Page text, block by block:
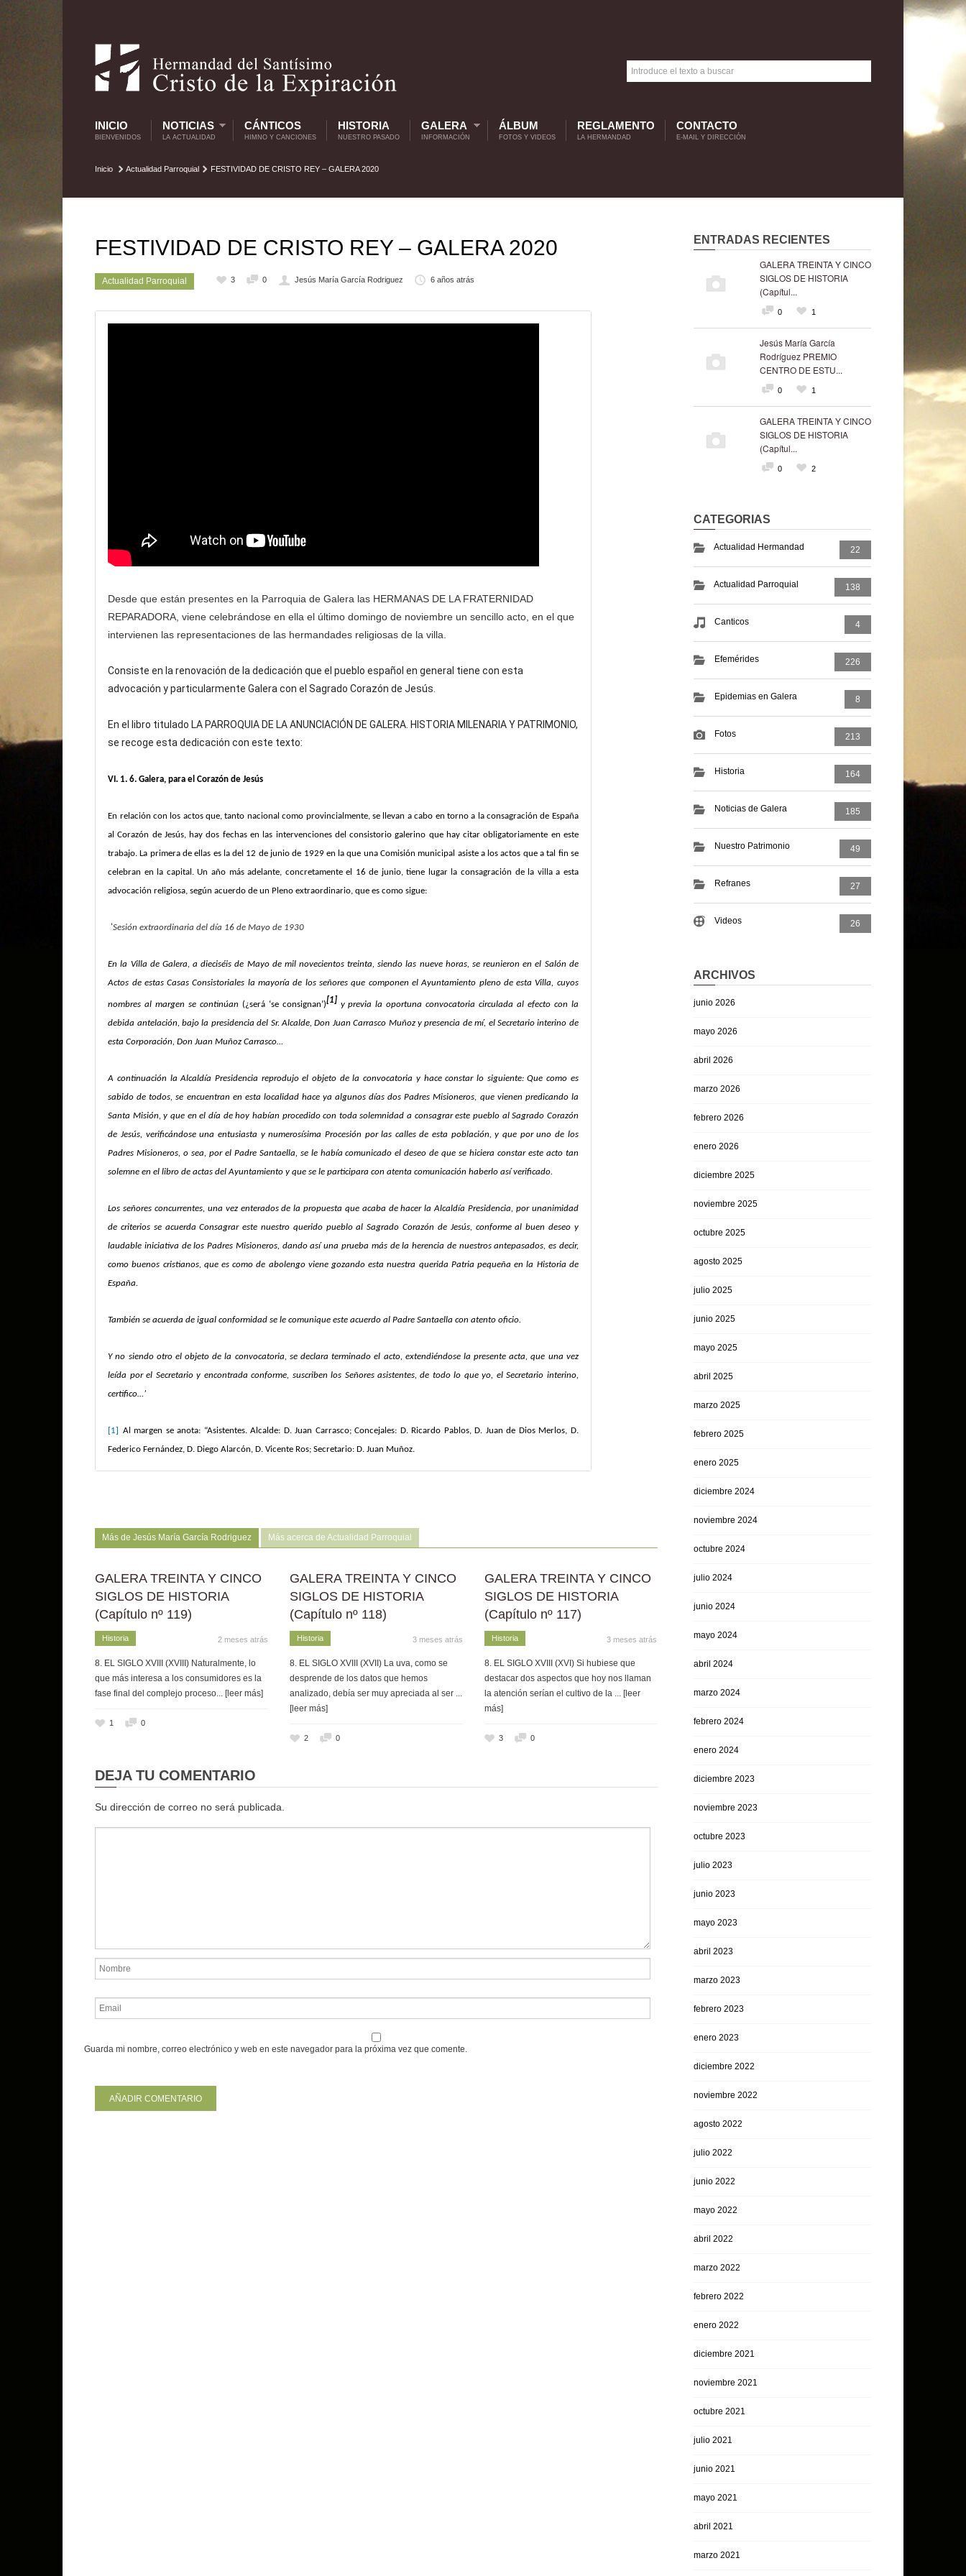
INICIO
BIENVENIDOS
NOTICIAS
LA ACTUALIDAD
CÁNTICOS
HIMNO Y CANCIONES
HISTORIA
NUESTRO PASADO
GALERA
INFORMACIÓN
ÁLBUM
FOTOS Y VIDEOS
REGLAMENTO
LA HERMANDAD
CONTACTO
E-MAIL Y DIRECCIÓN
Inicio Actualidad Parroquial FESTIVIDAD DE CRISTO REY – GALERA 2020
FESTIVIDAD DE CRISTO REY – GALERA 2020
Actualidad Parroquial 3 0 Jesús María García Rodriguez 6 años atrás
Desde que están presentes en la Parroquia de Galera las HERMANAS DE LA FRATERNIDAD
REPARADORA, viene celebrándose en ella el último domingo de noviembre un sencillo acto, en el que
intervienen las representaciones de las hermandades religiosas de la villa.
Consiste en la renovación de la dedicación que el pueblo español en general tiene con esta
advocación y particularmente Galera con el Sagrado Corazón de Jesús.
En el libro titulado LA PARROQUIA DE LA ANUNCIACIÓN DE GALERA. HISTORIA MILENARIA Y PATRIMONIO,
se recoge esta dedicación con este texto:
VI. 1. 6. Galera, para el Corazón de Jesús
En relación con los actos que, tanto nacional como provincialmente, se llevan a cabo en torno a la consagración de España
al Corazón de Jesús, hay dos fechas en las intervenciones del consistorio galerino que hay citar obligatoriamente en este
trabajo. La primera de ellas es la del 12 de junio de 1929 en la que una Comisión municipal asiste a los actos que a tal fin se
celebran en la capital. Un año más adelante, concretamente el 16 de junio, tiene lugar la consagración de la villa a esta
advocación religiosa, según acuerdo de un Pleno extraordinario, que es como sigue:
‘Sesión extraordinaria del día 16 de Mayo de 1930
En la Villa de Galera, a dieciséis de Mayo de mil novecientos treinta, siendo las nueve horas, se reunieron en el Salón de
Actos de estas Casas Consistoriales la mayoría de los señores que componen el Ayuntamiento pleno de esta Villa, cuyos
nombres al margen se continúan (¿será ‘se consignan’)[1] y previa la oportuna convocatoria circulada al efecto con la
debida antelación, bajo la presidencia del Sr. Alcalde, Don Juan Carrasco Muñoz y presencia de mí, el Secretario interino de
esta Corporación, Don Juan Muñoz Carrasco…
A continuación la Alcaldía Presidencia reprodujo el objeto de la convocatoria y hace constar lo siguiente: Que como es
sabido de todos, se encuentran en esta localidad hace ya algunos días dos Padres Misioneros, que vienen predicando la
Santa Misión, y que en el día de hoy habían procedido con toda solemnidad a consagrar este pueblo al Sagrado Corazón
de Jesús, verificándose una entusiasta y numerosísima Procesión por las calles de esta población, y que por uno de los
Padres Misioneros, o sea, por el Padre Santaella, se le había comunicado el deseo de que se hiciera constar este acto tan
solemne en el libro de actas del Ayuntamiento y que se le participara con atenta comunicación haberlo así verificado.
Los señores concurrentes, una vez enterados de la propuesta que acaba de hacer la Alcaldía Presidencia, por unanimidad
de criterios se acuerda Consagrar este nuestro querido pueblo al Sagrado Corazón de Jesús, conforme al buen deseo y
laudable iniciativa de los Padres Misioneros, dando así una prueba más de la herencia de nuestros antepasados, es decir,
como buenos cristianos, que es como de abolengo viene gozando esta nuestra querida Patria pequeña en la Historia de
España.
También se acuerda de igual conformidad se le comunique este acuerdo al Padre Santaella con atento oficio.
Y no siendo otro el objeto de la convocatoria, se declara terminado el acto, extendiéndose la presente acta, que una vez
leída por el Secretario y encontrada conforme, suscriben los Señores asistentes, de todo lo que yo, el Secretario interino,
certifico…’
[1]
Al margen se anota: “Asistentes. Alcalde: D. Juan Carrasco; Concejales: D. Ricardo Pablos, D. Juan de Dios Merlos, D.
Federico Fernández, D. Diego Alarcón, D. Vicente Ros; Secretario: D. Juan Muñoz.
Más de Jesús María García Rodriguez Más acerca de Actualidad Parroquial
GALERA TREINTA Y CINCO
SIGLOS DE HISTORIA
(Capítulo nº 119)
Historia 2 meses atrás
8. EL SIGLO XVIII (XVIII) Naturalmente, lo
que más interesa a los consumidores es la
fase final del complejo proceso... [leer más]
1 0
GALERA TREINTA Y CINCO
SIGLOS DE HISTORIA
(Capítulo nº 118)
Historia 3 meses atrás
8. EL SIGLO XVIII (XVII) La uva, como se
desprende de los datos que hemos
analizado, debía ser muy apreciada al ser ...
[leer más]
2 0
GALERA TREINTA Y CINCO
SIGLOS DE HISTORIA
(Capítulo nº 117)
Historia 3 meses atrás
8. EL SIGLO XVIII (XVI) Si hubiese que
destacar dos aspectos que hoy nos llaman
la atención serían el cultivo de la ... [leer
más]
3 0
DEJA TU COMENTARIO
Su dirección de correo no será publicada.
Guarda mi nombre, correo electrónico y web en este navegador para la próxima vez que comente.
ENTRADAS RECIENTES
GALERA TREINTA Y CINCO
SIGLOS DE HISTORIA
(Capítul...
0 1
Jesús María García
Rodríguez PREMIO
CENTRO DE ESTU...
0 1
GALERA TREINTA Y CINCO
SIGLOS DE HISTORIA
(Capítul...
0 2
CATEGORIAS
Actualidad Hermandad 22
Actualidad Parroquial 138
Canticos 4
Efemérides 226
Epidemias en Galera 8
Fotos 213
Historia 164
Noticias de Galera 185
Nuestro Patrimonio 49
Refranes 27
Videos 26
ARCHIVOS
junio 2026
mayo 2026
abril 2026
marzo 2026
febrero 2026
enero 2026
diciembre 2025
noviembre 2025
octubre 2025
agosto 2025
julio 2025
junio 2025
mayo 2025
abril 2025
marzo 2025
febrero 2025
enero 2025
diciembre 2024
noviembre 2024
octubre 2024
julio 2024
junio 2024
mayo 2024
abril 2024
marzo 2024
febrero 2024
enero 2024
diciembre 2023
noviembre 2023
octubre 2023
julio 2023
junio 2023
mayo 2023
abril 2023
marzo 2023
febrero 2023
enero 2023
diciembre 2022
noviembre 2022
agosto 2022
julio 2022
junio 2022
mayo 2022
abril 2022
marzo 2022
febrero 2022
enero 2022
diciembre 2021
noviembre 2021
octubre 2021
julio 2021
junio 2021
mayo 2021
abril 2021
marzo 2021